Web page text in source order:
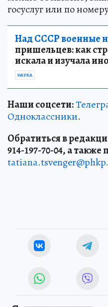
госуслуг или по
Над СССР военные
пришельцев: как
искала и изучала
НАУКА
Наши соцсети:
Одноклассники.
Обратиться в
914-197-70-04, а